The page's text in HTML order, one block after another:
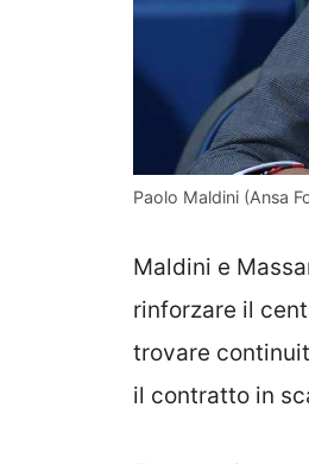
Paolo Maldini (Ansa
Maldini e
rinforzare il
trovare
il contratto in